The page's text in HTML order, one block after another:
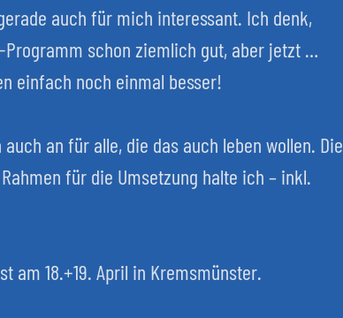
auch für mich interessant. Ich denk,
schon ziemlich gut, aber jetzt …
einfach noch einmal besser!
an für alle, die das auch leben wollen. Die
für die Umsetzung halte ich – inkl.
am 18.+19. April in Kremsmünster.